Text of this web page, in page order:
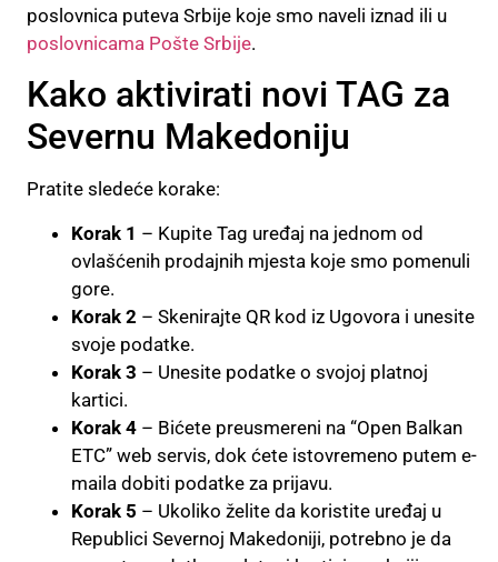
poslovnica puteva Srbije koje smo naveli iznad ili u
poslovnicama Pošte Srbije.
Kako aktivirati novi TAG za
Severnu Makedoniju
Pratite sledeće korake:
Korak 1 – Kupite Tag uređaj na jednom od
ovlašćenih prodajnih mjesta koje smo pomenuli
gore.
Korak 2 – Skenirajte QR kod iz Ugovora i unesite
svoje podatke.
Korak 3 – Unesite podatke o svojoj platnoj
kartici.
Korak 4 – Bićete preusmereni na “Open Balkan
ETC” web servis, dok ćete istovremeno putem e-
maila dobiti podatke za prijavu.
Korak 5 – Ukoliko želite da koristite uređaj u
Republici Severnoj Makedoniji, potrebno je da